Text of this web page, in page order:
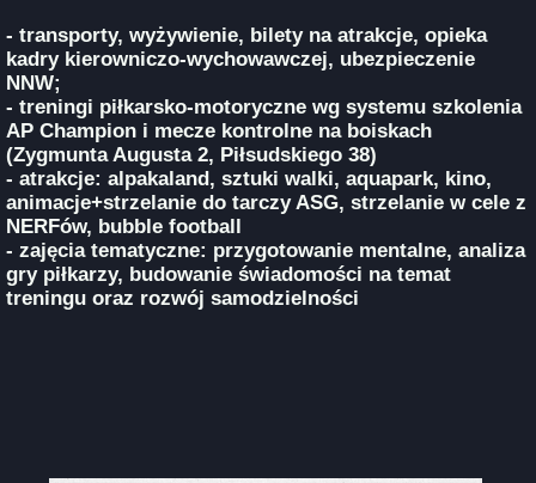
- transporty, wyżywienie, bilety na atrakcje, opieka
kadry kierowniczo-wychowawczej, ubezpieczenie
NNW;
- treningi piłkarsko-motoryczne wg systemu szkolenia
AP Champion i mecze kontrolne na boiskach
(Zygmunta Augusta 2, Piłsudskiego 38)
- atrakcje: alpakaland, sztuki walki, aquapark, kino,
animacje+strzelanie do tarczy ASG, strzelanie w cele z
NERFów, bubble football
- zajęcia tematyczne: przygotowanie mentalne, analiza
gry piłkarzy, budowanie świadomości na temat
treningu oraz rozwój samodzielności